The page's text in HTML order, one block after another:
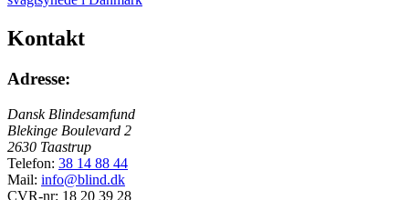
Kontakt
Adresse:
Dansk Blindesamfund
Blekinge Boulevard 2
2630 Taastrup
Telefon: 38 14 88 44
Mail: info@blind.dk
CVR-nr: 18 20 39 28